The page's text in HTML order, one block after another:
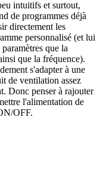
intuitifs et surtout,
de programmes déjà
directement les
personnalisé (et lui
que la
que la fréquence).
s'adapter à une
de ventilation assez
Donc penser à rajouter
l'alimentation de
OFF.